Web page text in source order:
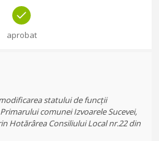
aprobat
statului de funcții
comunei Izvoarele Sucevei,
Hotărârea Consiliului Local nr.22 din